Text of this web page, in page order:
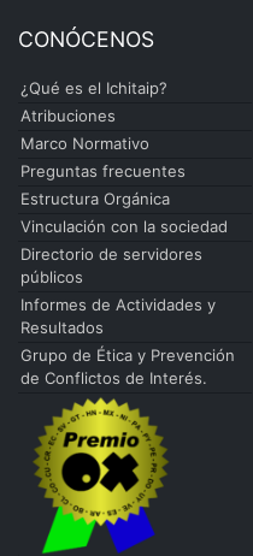
CONÓCENOS
¿Qué es el Ichitaip?
Atribuciones
Marco Normativo
Preguntas frecuentes
Estructura Orgánica
Vinculación con la sociedad
Directorio de servidores
públicos
Informes de Actividades y
Resultados
Grupo de Ética y Prevención
de Conflictos de Interés.